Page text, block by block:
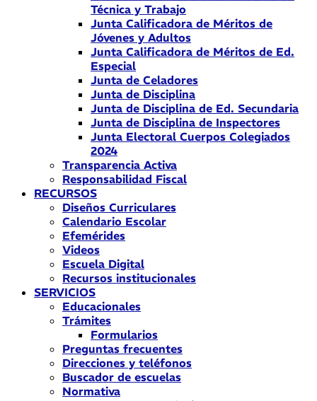
Técnica y Trabajo
Junta Calificadora de Méritos de
Jóvenes y Adultos
Junta Calificadora de Méritos de Ed.
Especial
Junta de Celadores
Junta de Disciplina
Junta de Disciplina de Ed. Secundaria
Junta de Disciplina de Inspectores
Junta Electoral Cuerpos Colegiados
2024
Transparencia Activa
Responsabilidad Fiscal
RECURSOS
Diseños Curriculares
Calendario Escolar
Efemérides
Videos
Escuela Digital
Recursos institucionales
SERVICIOS
Educacionales
Trámites
Formularios
Preguntas frecuentes
Direcciones y teléfonos
Buscador de escuelas
Normativa